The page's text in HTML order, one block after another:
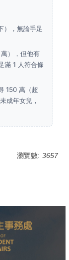
），無論手足
），但他有
滿 1 人符合條
150 萬（超
成年女兒，
瀏覽數: 3657